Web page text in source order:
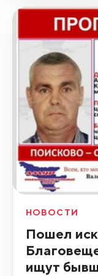
НОВОСТИ
Пошел
ищут